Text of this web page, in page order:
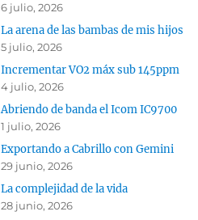
6 julio, 2026
La arena de las bambas de mis hijos
5 julio, 2026
Incrementar VO2 máx sub 145ppm
4 julio, 2026
Abriendo de banda el Icom IC9700
1 julio, 2026
Exportando a Cabrillo con Gemini
29 junio, 2026
La complejidad de la vida
28 junio, 2026